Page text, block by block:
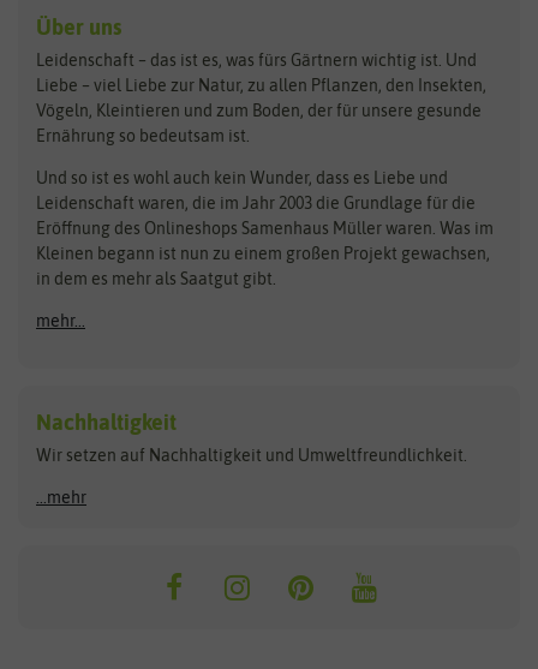
Kräutersamen
Obstsamen
Pilzbrut
Rasensamen
Steckzwiebeln
Zimmer & Kübelpflanzen
Kataloge
Schnäppchen
Anzucht & Gartenzubehör
Anzuchtschalen
Heizmatte & Heizkabel
Kokos-Quelltabletten
Zimmergewächshaus
Benary
Bingenheimer Saatgut
Bionana
BIOWOL
Blumicorn
Bûten Birds
Carl Pabst
Dürr-Samen
Feldsaaten Freudenberger
Fertil
Flora Elite
Florissa
Flortis
Franchi Sementi
Hortitops
JUB Holland
Über uns
Leidenschaft – das ist es, was fürs Gärtnern wichtig ist. Und
Liebe – viel Liebe zur Natur, zu allen Pflanzen, den Insekten,
Vögeln, Kleintieren und zum Boden, der für unsere gesunde
Ernährung so bedeutsam ist.
Und so ist es wohl auch kein Wunder, dass es Liebe und
Leidenschaft waren, die im Jahr 2003 die Grundlage für die
Eröffnung des Onlineshops Samenhaus Müller waren. Was im
Kleinen begann ist nun zu einem großen Projekt gewachsen,
in dem es mehr als Saatgut gibt.
mehr...
Nachhaltigkeit
Wir setzen auf Nachhaltigkeit und Umweltfreundlichkeit.
...mehr